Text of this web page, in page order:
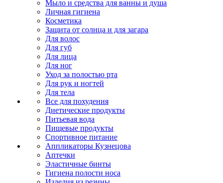
Мыло и средства для ванны и душа
Личная гигиена
Косметика
Защита от солнца и для загара
Для волос
Для губ
Для лица
Для ног
Уход за полостью рта
Для рук и ногтей
Для тела
Все для похудения
Диетические продукты
Питьевая вода
Пищевые продукты
Спортивное питание
Аппликаторы Кузнецова
Аптечки
Эластичные бинты
Гигиена полости носа